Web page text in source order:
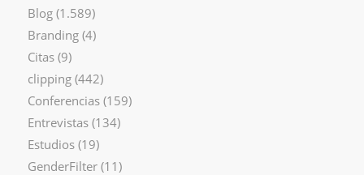
Blog(1.589)
Branding(4)
Citas(9)
clipping(442)
Conferencias(159)
Entrevistas(134)
Estudios(19)
GenderFilter(11)